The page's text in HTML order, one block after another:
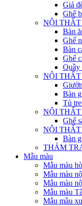
Giá
Ghế
NỘI
Bàn
Ghế
Bàn
Ghế
Quầy
NỘI
Bàn
Tủ
NỘI
Ghế
NỘI
Bàn
THẢM
Mẫu màu
Mẫu màu
Mẫu màu
Mẫu màu
Mẫu màu
Mẫu mầu